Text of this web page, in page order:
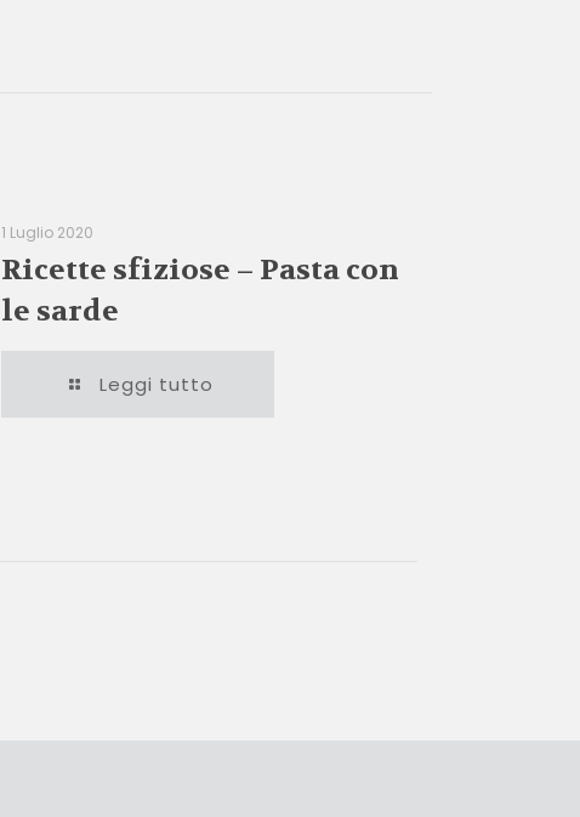
1 Luglio 2020
Ricette sfiziose – Pasta con
le sarde
Leggi tutto